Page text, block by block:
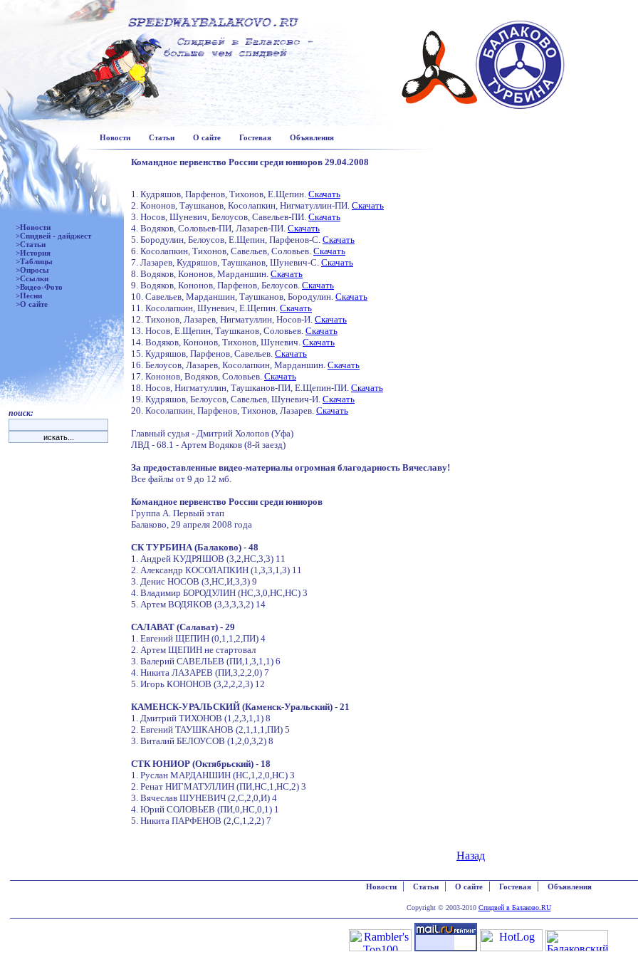
Новости Статьи О сайте Гостевая Объявления
>Новости
>Спидвей - дайджест
>Статьи
>История
>Таблицы
>Опросы
>Ссылки
>Видео-Фото
>Песни
>О сайте
поиск:
Командное первенство России среди юниоров 29.04.2008
1. Кудряшов, Парфенов, Тихонов, Е.Щепин. Скачать
2. Кононов, Таушканов, Косолапкин, Нигматуллин-ПИ. Скачать
3. Носов, Шуневич, Белоусов, Савельев-ПИ. Скачать
4. Водяков, Соловьев-ПИ, Лазарев-ПИ. Скачать
5. Бородулин, Белоусов, Е.Щепин, Парфенов-С. Скачать
6. Косолапкин, Тихонов, Савельев, Соловьев. Скачать
7. Лазарев, Кудряшов, Таушканов, Шуневич-С. Скачать
8. Водяков, Кононов, Марданшин. Скачать
9. Водяков, Кононов, Парфенов, Белоусов. Скачать
10. Савельев, Марданшин, Таушканов, Бородулин. Скачать
11. Косолапкин, Шуневич, Е.Щепин. Скачать
12. Тихонов, Лазарев, Нигматуллин, Носов-И. Скачать
13. Носов, Е.Щепин, Таушканов, Соловьев. Скачать
14. Водяков, Кононов, Тихонов, Шуневич. Скачать
15. Кудряшов, Парфенов, Савельев. Скачать
16. Белоусов, Лазарев, Косолапкин, Марданшин. Скачать
17. Кононов, Водяков, Соловьев. Скачать
18. Носов, Нигматуллин, Таушканов-ПИ, Е.Щепин-ПИ. Скачать
19. Кудряшов, Белоусов, Савельев, Шуневич-И. Скачать
20. Косолапкин, Парфенов, Тихонов, Лазарев. Скачать
Главный судья - Дмитрий Холопов (Уфа)
ЛВД - 68.1 - Артем Водяков (8-й заезд)
За предоставленные видео-материалы огромная благодарность Вячеславу!
Все файлы от 9 до 12 мб.
Командное первенство России среди юниоров
Группа А. Первый этап
Балаково, 29 апреля 2008 года
СК ТУРБИНА (Балаково) - 48
1. Андрей КУДРЯШОВ (3,2,НС,3,3) 11
2. Александр КОСОЛАПКИН (1,3,3,1,3) 11
3. Денис НОСОВ (3,НС,И,3,3) 9
4. Владимир БОРОДУЛИН (НС,3,0,НС,НС) 3
5. Артем ВОДЯКОВ (3,3,3,3,2) 14
САЛАВАТ (Салават) - 29
1. Евгений ЩЕПИН (0,1,1,2,ПИ) 4
2. Артем ЩЕПИН не стартовал
3. Валерий САВЕЛЬЕВ (ПИ,1,3,1,1) 6
4. Никита ЛАЗАРЕВ (ПИ,3,2,2,0) 7
5. Игорь КОНОНОВ (3,2,2,2,3) 12
КАМЕНСК-УРАЛЬСКИЙ (Каменск-Уральский) - 21
1. Дмитрий ТИХОНОВ (1,2,3,1,1) 8
2. Евгений ТАУШКАНОВ (2,1,1,1,ПИ) 5
3. Виталий БЕЛОУСОВ (1,2,0,3,2) 8
СТК ЮНИОР (Октябрьский) - 18
1. Руслан МАРДАНШИН (НС,1,2,0,НС) 3
2. Ренат НИГМАТУЛЛИН (ПИ,НС,1,НС,2) 3
3. Вячеслав ШУНЕВИЧ (2,С,2,0,И) 4
4. Юрий СОЛОВЬЕВ (ПИ,0,НС,0,1) 1
5. Никита ПАРФЕНОВ (2,С,1,2,2) 7
Назад
Новости| Статьи| О сайте| Гостевая| Объявления
Copyright © 2003-2010 Спидвей в Балаково.RU